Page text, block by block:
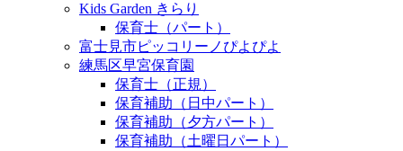
Kids Garden きらり
保育士（パート）
富士見市ピッコリーノぴよぴよ
練馬区早宮保育園
保育士（正規）
保育補助（日中パート）
保育補助（夕方パート）
保育補助（土曜日パート）